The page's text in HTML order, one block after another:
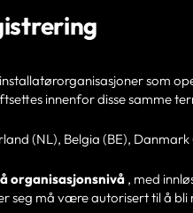
som
innenfor disse samme
(NL), Belgia (BE), Danmark
organisasjonsnivå , med
seg må være autorisert til å